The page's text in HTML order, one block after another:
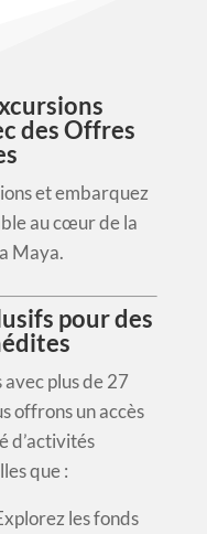
des Offres
et embarquez
au cœur de la
Maya.
pour des
plus de 27
offrons un accès
d’activités
que :
les fonds